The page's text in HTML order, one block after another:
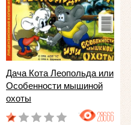
Дача Кота Леопольда или
Особенности мышиной
охоты
28666